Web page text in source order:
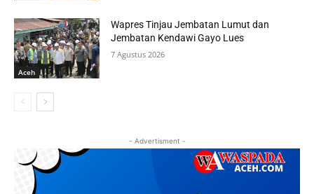
Aceh
Wapres Tinjau Jembatan Lumut dan
Jembatan Kendawi Gayo Lues
7 Agustus 2026
- Advertisment -